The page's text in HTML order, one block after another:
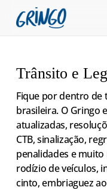
Pular
para
principal
Trânsito e
Fique por dentro de
brasileira. O Gringo
atualizadas,
CTB, sinalização,
penalidades e
rodízio de veículos,
cinto, embriaguez